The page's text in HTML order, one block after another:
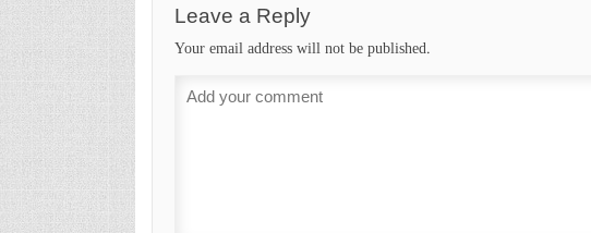
Leave a Reply
Your email address will not be published.